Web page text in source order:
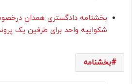
بخشنامه دادگستری همدان
شکواییه واحد برای طرفین یک
بخشنامه